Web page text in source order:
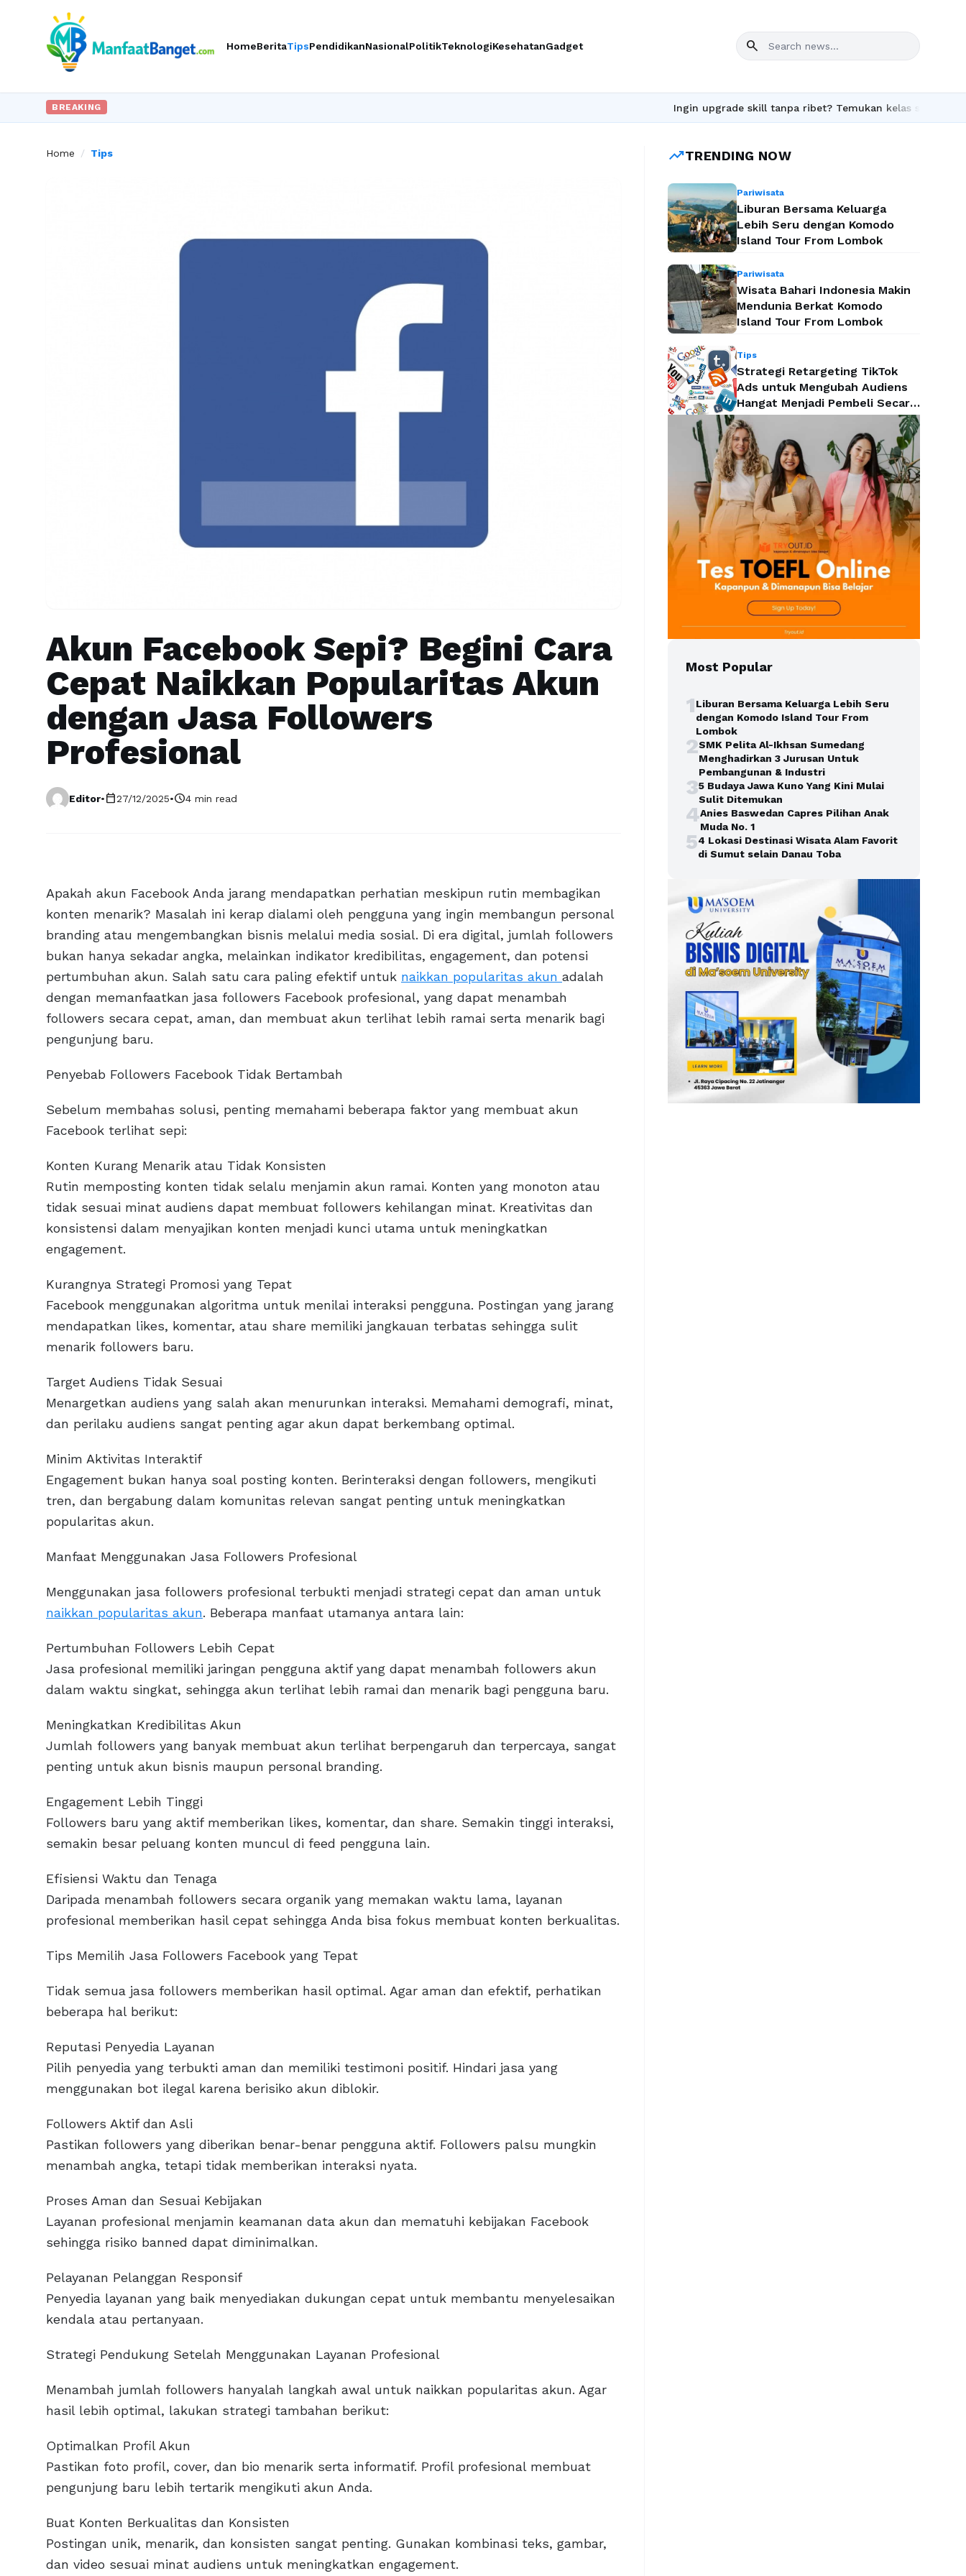
HomeBeritaTipsPendidikanNasionalPolitikTeknologiKesehatanGadget search
BREAKING Ingin upgrade skill tanpa ribet? Temukan kelas seru dan materi
Home / Tips
Akun Facebook Sepi? Begini Cara
Cepat Naikkan Popularitas Akun
dengan Jasa Followers
Profesional
Editor•calendar_today27/12/2025•schedule4 min read
Apakah akun Facebook Anda jarang mendapatkan perhatian meskipun rutin membagikan
konten menarik? Masalah ini kerap dialami oleh pengguna yang ingin membangun personal
branding atau mengembangkan bisnis melalui media sosial. Di era digital, jumlah followers
bukan hanya sekadar angka, melainkan indikator kredibilitas, engagement, dan potensi
pertumbuhan akun. Salah satu cara paling efektif untuk naikkan popularitas akun adalah
dengan memanfaatkan jasa followers Facebook profesional, yang dapat menambah
followers secara cepat, aman, dan membuat akun terlihat lebih ramai serta menarik bagi
pengunjung baru.
Penyebab Followers Facebook Tidak Bertambah
Sebelum membahas solusi, penting memahami beberapa faktor yang membuat akun
Facebook terlihat sepi:
Konten Kurang Menarik atau Tidak Konsisten
Rutin memposting konten tidak selalu menjamin akun ramai. Konten yang monoton atau
tidak sesuai minat audiens dapat membuat followers kehilangan minat. Kreativitas dan
konsistensi dalam menyajikan konten menjadi kunci utama untuk meningkatkan
engagement.
Kurangnya Strategi Promosi yang Tepat
Facebook menggunakan algoritma untuk menilai interaksi pengguna. Postingan yang jarang
mendapatkan likes, komentar, atau share memiliki jangkauan terbatas sehingga sulit
menarik followers baru.
Target Audiens Tidak Sesuai
Menargetkan audiens yang salah akan menurunkan interaksi. Memahami demografi, minat,
dan perilaku audiens sangat penting agar akun dapat berkembang optimal.
Minim Aktivitas Interaktif
Engagement bukan hanya soal posting konten. Berinteraksi dengan followers, mengikuti
tren, dan bergabung dalam komunitas relevan sangat penting untuk meningkatkan
popularitas akun.
Manfaat Menggunakan Jasa Followers Profesional
Menggunakan jasa followers profesional terbukti menjadi strategi cepat dan aman untuk
naikkan popularitas akun. Beberapa manfaat utamanya antara lain:
Pertumbuhan Followers Lebih Cepat
Jasa profesional memiliki jaringan pengguna aktif yang dapat menambah followers akun
dalam waktu singkat, sehingga akun terlihat lebih ramai dan menarik bagi pengguna baru.
Meningkatkan Kredibilitas Akun
Jumlah followers yang banyak membuat akun terlihat berpengaruh dan terpercaya, sangat
penting untuk akun bisnis maupun personal branding.
Engagement Lebih Tinggi
Followers baru yang aktif memberikan likes, komentar, dan share. Semakin tinggi interaksi,
semakin besar peluang konten muncul di feed pengguna lain.
Efisiensi Waktu dan Tenaga
Daripada menambah followers secara organik yang memakan waktu lama, layanan
profesional memberikan hasil cepat sehingga Anda bisa fokus membuat konten berkualitas.
Tips Memilih Jasa Followers Facebook yang Tepat
Tidak semua jasa followers memberikan hasil optimal. Agar aman dan efektif, perhatikan
beberapa hal berikut:
Reputasi Penyedia Layanan
Pilih penyedia yang terbukti aman dan memiliki testimoni positif. Hindari jasa yang
menggunakan bot ilegal karena berisiko akun diblokir.
Followers Aktif dan Asli
Pastikan followers yang diberikan benar-benar pengguna aktif. Followers palsu mungkin
menambah angka, tetapi tidak memberikan interaksi nyata.
Proses Aman dan Sesuai Kebijakan
Layanan profesional menjamin keamanan data akun dan mematuhi kebijakan Facebook
sehingga risiko banned dapat diminimalkan.
Pelayanan Pelanggan Responsif
Penyedia layanan yang baik menyediakan dukungan cepat untuk membantu menyelesaikan
kendala atau pertanyaan.
Strategi Pendukung Setelah Menggunakan Layanan Profesional
Menambah jumlah followers hanyalah langkah awal untuk naikkan popularitas akun. Agar
hasil lebih optimal, lakukan strategi tambahan berikut:
Optimalkan Profil Akun
Pastikan foto profil, cover, dan bio menarik serta informatif. Profil profesional membuat
pengunjung baru lebih tertarik mengikuti akun Anda.
Buat Konten Berkualitas dan Konsisten
Postingan unik, menarik, dan konsisten sangat penting. Gunakan kombinasi teks, gambar,
dan video sesuai minat audiens untuk meningkatkan engagement.
trending_upTRENDING NOW
Pariwisata
Liburan Bersama Keluarga
Lebih Seru dengan Komodo
Island Tour From Lombok
Pariwisata
Wisata Bahari Indonesia Makin
Mendunia Berkat Komodo
Island Tour From Lombok
Tips
Strategi Retargeting TikTok
Ads untuk Mengubah Audiens
Hangat Menjadi Pembeli Secara
Efektif
Most Popular
1Liburan Bersama Keluarga Lebih Seru
dengan Komodo Island Tour From
Lombok
2SMK Pelita Al-Ikhsan Sumedang
Menghadirkan 3 Jurusan Untuk
Pembangunan & Industri
35 Budaya Jawa Kuno Yang Kini Mulai
Sulit Ditemukan
4Anies Baswedan Capres Pilihan Anak
Muda No. 1
54 Lokasi Destinasi Wisata Alam Favorit
di Sumut selain Danau Toba